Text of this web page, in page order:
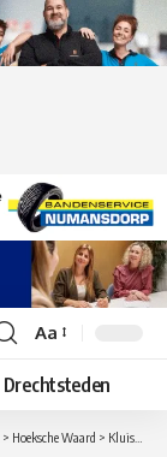
Lettergrootte
aanpassen
Aa
Drechtsteden
> Hoeksche Waard > Kluis gevonden aan de Oudendijk /Oosthoek in Piershil